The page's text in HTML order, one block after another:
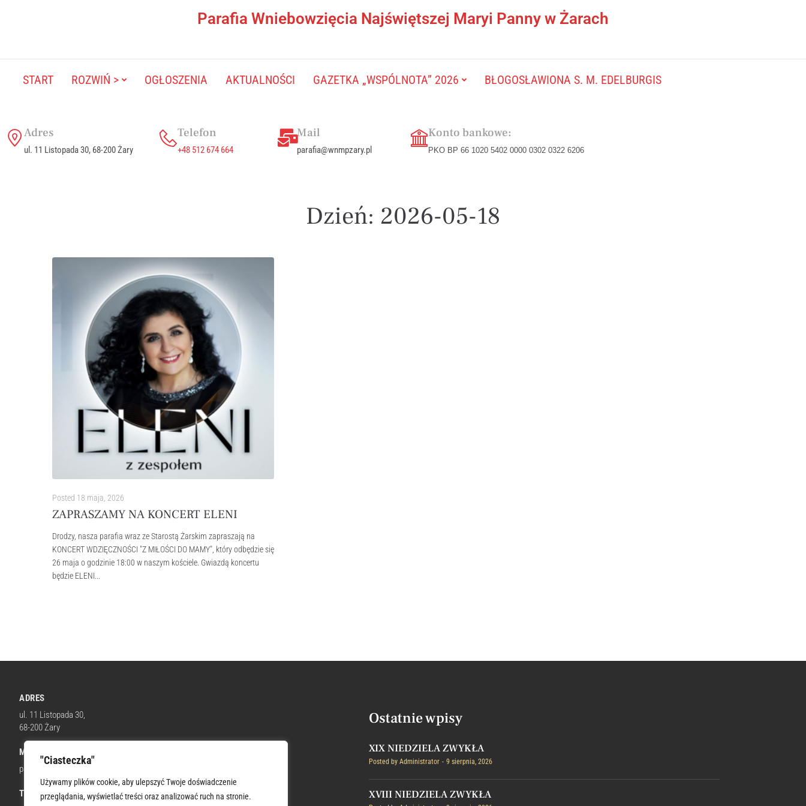
"Ciasteczka"
Używamy plików cookie, aby ulepszyć Twoje doświadczenie
przeglądania, wyświetlać treści oraz analizować ruch na stronie.
Parafia Wniebowzięcia Najświętszej Maryi Panny w Żarach
START ROZWIŃ > OGŁOSZENIA AKTUALNOŚCI GAZETKA „WSPÓLNOTA” 2026 BŁOGOSŁAWIONA S. M. EDELBURGIS
Adres
ul. 11 Listopada 30, 68-200 Żary
Telefon
+48 512 674 664
Mail
parafia@wnmpzary.pl
Konto bankowe:
PKO BP 66 1020 5402 0000 0302 0322 6206
Dzień: 2026-05-18
Posted 18 maja, 2026
ZAPRASZAMY NA KONCERT ELENI
Drodzy, nasza parafia wraz ze Starostą Żarskim zapraszają na
KONCERT WDZIĘCZNOŚCI "Z MIŁOŚCI DO MAMY", który odbędzie się
26 maja o godzinie 18:00 w naszym kościele. Gwiazdą koncertu
będzie ELENI...
ADRES
ul. 11 Listopada 30,
68-200 Żary
MAIL
parafia@wnmpzary.pl
TELEFON KOM.
Ostatnie wpisy
XIX NIEDZIELA ZWYKŁA
Posted by Administrator 9 sierpnia, 2026
XVIII NIEDZIELA ZWYKŁA